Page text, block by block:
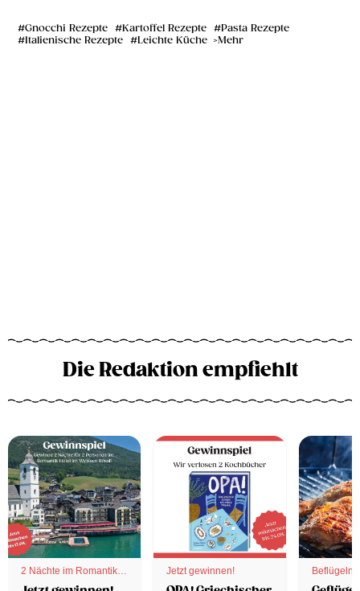
Gnocchi Rezepte Kartoffel Rezepte
Pasta Rezepte
Italienische Rezepte
Leichte Küche Mehr
Die Redaktion empfiehlt
2 Nächte im Romantik
Hotel
Jetzt gewinnen!